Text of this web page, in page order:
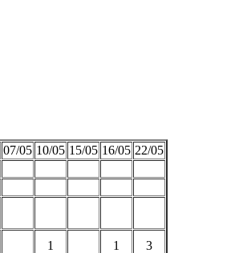
07/05 10/05 15/05 16/05 22/05
1 1
3